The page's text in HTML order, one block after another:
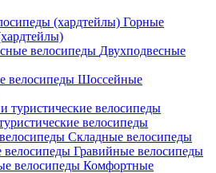
Горные
Двухподвесные
Шоссейные
велосипеды
Складные велосипеды
Гравийные велосипеды
Комфортные